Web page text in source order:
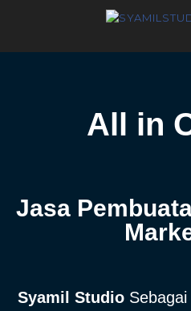
All in
Jasa
Syamil StudioSebagai